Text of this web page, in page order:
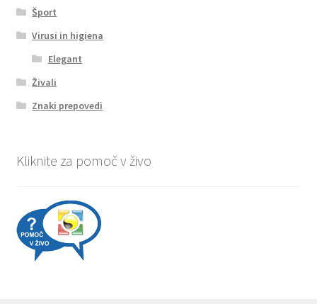
Šport
Virusi in higiena
Elegant
Živali
Znaki prepovedi
Kliknite za pomoč v živo